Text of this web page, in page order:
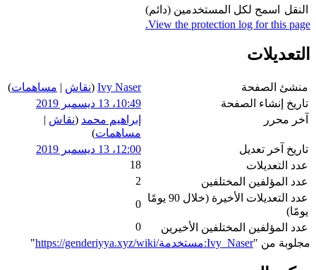
النقل
اسمح لكل المستخدمين (دائم)
View the protection log for this page.
التعديلات
منشئ الصفحة Ivy Naser
(نقاش | مساهمات)
تاريخ إنشاء الصفحة
10:49، 13 ديسمبر 2019
آخر محرر
إبراهيم محمد (نقاش |
مساهمات)
تاريخ آخر تعديل
12:00، 13 ديسمبر 2019
عدد التعديلات
18
عدد المؤلفين المختلفين
2
عدد التعديلات الأخيرة (خلال 90 يومًا
يومًا)
0
عدد المؤلفين المختلفين الأخيرين
0
مجلوبة من "https://genderiyya.xyz/wiki/مستخدمة:Ivy_Naser "